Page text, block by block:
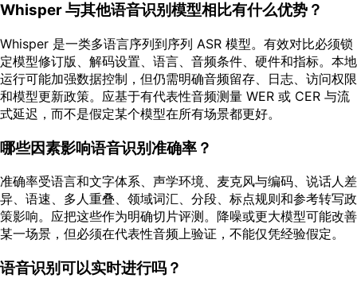
Whisper 与其他语音识别模型相比有什么优势？
Whisper 是一类多语言序列到序列 ASR 模型。有效对比必须锁
定模型修订版、解码设置、语言、音频条件、硬件和指标。本地
运行可能加强数据控制，但仍需明确音频留存、日志、访问权限
和模型更新政策。应基于有代表性音频测量 WER 或 CER 与流
式延迟，而不是假定某个模型在所有场景都更好。
哪些因素影响语音识别准确率？
准确率受语言和文字体系、声学环境、麦克风与编码、说话人差
异、语速、多人重叠、领域词汇、分段、标点规则和参考转写政
策影响。应把这些作为明确切片评测。降噪或更大模型可能改善
某一场景，但必须在代表性音频上验证，不能仅凭经验假定。
语音识别可以实时进行吗？